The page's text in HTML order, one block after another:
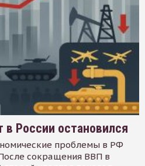
в России остановился
проблемы в РФ
сокращения ВВП в